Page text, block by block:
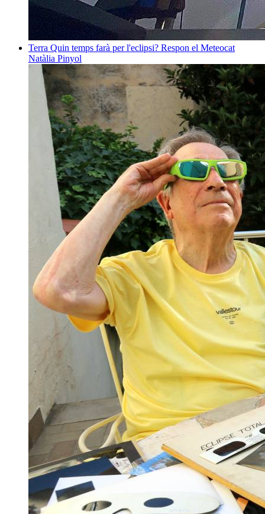
Terra Quin temps farà per l'eclipsi? Respon el Meteocat
Natàlia Pinyol